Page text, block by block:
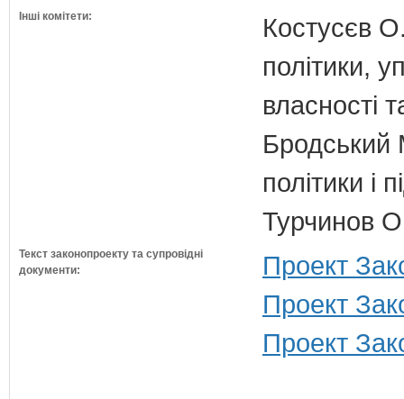
Інші комітети:
Костусєв
політики,
власності
Бродський
політики і
Турчинов
Текст законопроекту та супровідні
документи:
Проект
Проект
Проект